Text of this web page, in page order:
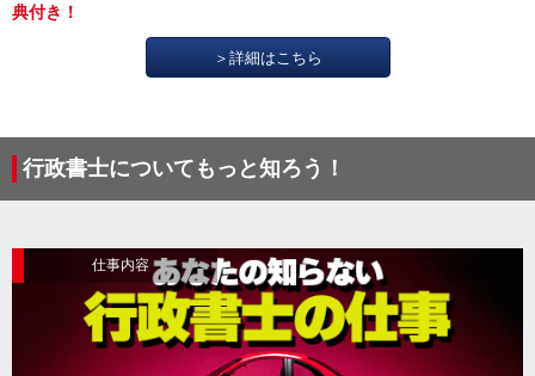
典付き！
＞詳細はこちら
行政書士についてもっと知ろう！
仕事内容